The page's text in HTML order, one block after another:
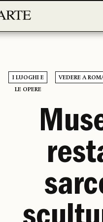
I LUOGHI E
LE OPERE
VEDERE A